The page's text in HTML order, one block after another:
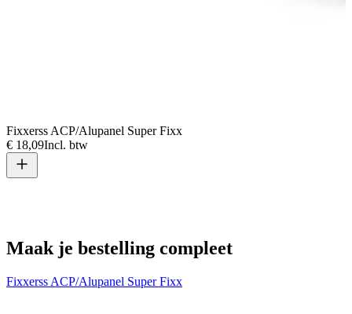
Fixxerss ACP/Alupanel Super Fixx
€ 18,09Incl. btw
Maak je bestelling compleet
Fixxerss ACP/Alupanel Super Fixx